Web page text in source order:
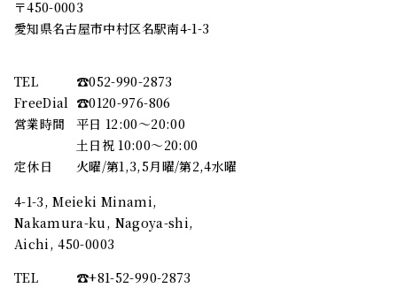
〒450-0003
愛知県名古屋市中村区名駅南4-1-3
TEL
☎︎052-990-2873
FreeDial ☎︎0120-976-806
営業時間
平日 12:00～20:00
土日祝 10:00～20:00
定休日
火曜/第1,3,5月曜/第2,4水曜
4-1-3, Meieki Minami,
Nakamura-ku, Nagoya-shi,
Aichi, 450-0003
TEL
☎︎+81-52-990-2873